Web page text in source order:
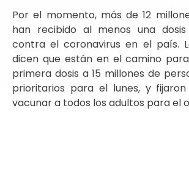
Por el momento, más de 12
han recibido al menos una
contra el coronavirus en el país.
dicen que están en el camino
primera dosis a 15 millones de
prioritarios para el lunes, y
vacunar a todos los adultos para el